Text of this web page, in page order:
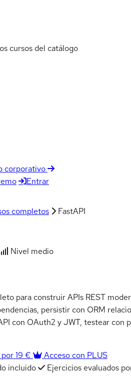
cursos del catálogo
corporativo
Entrar
completos FastAPI
Nivel medio
para construir APIs REST
persistir con ORM
con OAuth2 y JWT, testear
19 €
Acceso con PLUS
incluido
Ejercicios evaluados